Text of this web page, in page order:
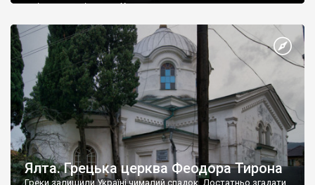
є відданими вірянами Христа
Ялта. Грецька церква Феодора Тирона
Греки залишили Україні чималий спадок. Достатньо згадати